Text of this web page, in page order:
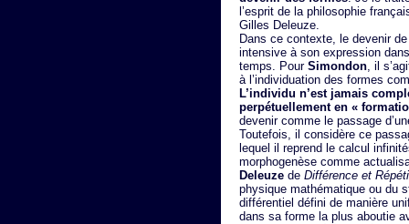
l’esprit de la philosophie
Gilles Deleuze.
Dans ce contexte, le devenir
intensive à son expression
temps. Pour Simondon, il
à l’individuation des formes
L’individu n’est jamais
perpétuellement en «
devenir comme le passage
Toutefois, il considère ce
lequel il reprend le calcul
morphogenèse comme
Deleuze de Différence et
physique mathématique ou du
différentiel défini de manière
dans sa forme la plus aboutie